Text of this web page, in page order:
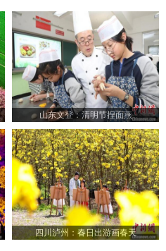
山东文登：清明节捏面燕
四川泸州：春日出游画春天